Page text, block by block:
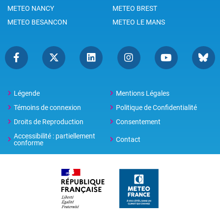
METEO NANCY
METEO BREST
METEO BESANCON
METEO LE MANS
Légende
Mentions Légales
Témoins de connexion
Politique de Confidentialité
Droits de Reproduction
Consentement
Accessibilité : partiellement
conforme
Contact